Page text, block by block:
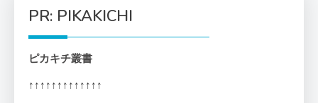
PR: PIKAKICHI
ピカキチ叢書
↑↑↑↑↑↑↑↑↑↑↑↑↑